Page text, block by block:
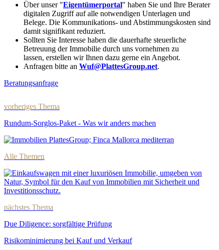
Über unser "Eigentümerportal" haben Sie und Ihre Berater
digitalen Zugriff auf alle notwendigen Unterlagen und
Belege. Die Kommunikations- und Abstimmungskosten sind
damit signifikant reduziert.
Sollten Sie Interesse haben die dauerhafte steuerliche
Betreuung der Immobilie durch uns vornehmen zu
lassen, erstellen wir Ihnen dazu gerne ein Angebot.
Anfragen bitte an Wuf@PlattesGroup.net.
Beratungsanfrage
vorheriges Thema
Rundum-Sorglos-Paket - Was wir anders machen
Alle Themen
nächstes Thema
Due Diligence: sorgfältige Prüfung
Risikominimierung bei Kauf und Verkauf